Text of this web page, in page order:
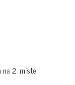
2. místě!